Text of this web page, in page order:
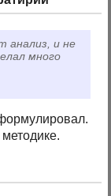
анализ, и не
много